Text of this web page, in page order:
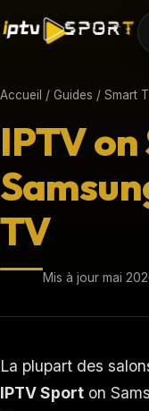
Accueil / Guides / Smart
IPTV
TV
Mis à jour mai
La plupart des
IPTV Sport on